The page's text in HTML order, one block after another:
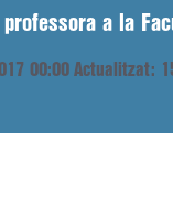
professora a la
00:00 Actualitzat: